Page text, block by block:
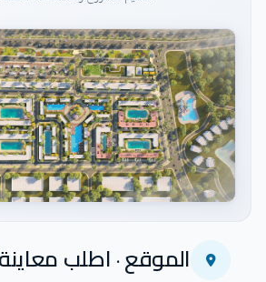
اضغط للتكبيرالموقع · اطلب